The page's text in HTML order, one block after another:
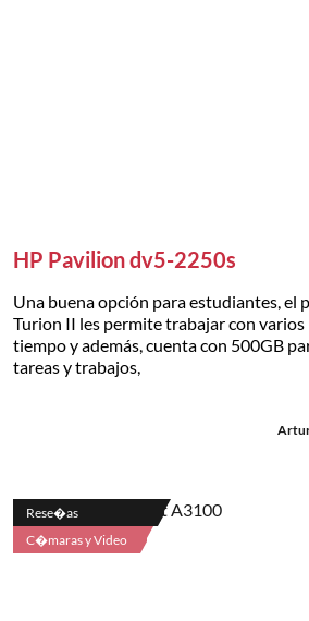
HP Pavilion dv5-2250s
Una buena opción para estudiantes, el
Turion II les permite trabajar con
tiempo y además, cuenta con 500GB
tareas y trabajos,
Rese�as
C�maras y Video